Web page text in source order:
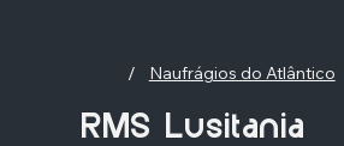
/ Naufrágios do Atlântico
RMS Lusitania